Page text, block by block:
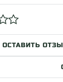
ОСТАВИТЬ